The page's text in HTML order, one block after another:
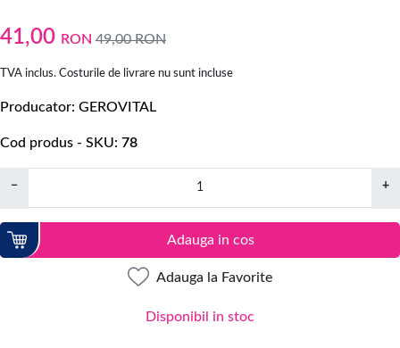
41,00 RON 49,00RON
TVA inclus. Costurile de livrare nu sunt incluse
Producator GEROVITAL
Cod produs - SKU 78
− +
Adauga in cos
Adauga la Favorite
Disponibil in stoc